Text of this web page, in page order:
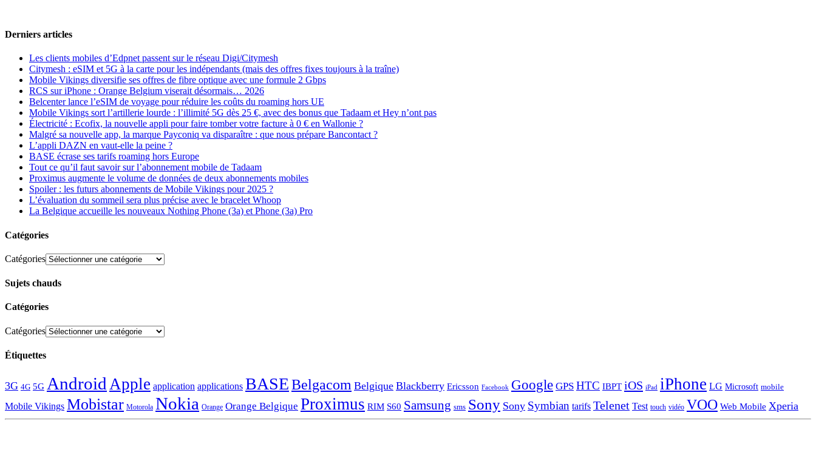
Derniers articles
Les clients mobiles d’Edpnet passent sur le réseau Digi/Citymesh
Citymesh : eSIM et 5G à la carte pour les indépendants (mais des offres fixes toujours à la traîne)
Mobile Vikings diversifie ses offres de fibre optique avec une formule 2 Gbps
RCS sur iPhone : Orange Belgium viserait désormais… 2026
Belcenter lance l’eSIM de voyage pour réduire les coûts du roaming hors UE
Mobile Vikings sort l’artillerie lourde : l’illimité 5G dès 25 €, avec des bonus que Tadaam et Hey n’ont pas
Électricité : Ecofix, la nouvelle appli pour faire tomber votre facture à 0 € en Wallonie ?
Malgré sa nouvelle app, la marque Payconiq va disparaître : que nous prépare Bancontact ?
L’appli DAZN en vaut-elle la peine ?
BASE écrase ses tarifs roaming hors Europe
Tout ce qu’il faut savoir sur l’abonnement mobile de Tadaam
Proximus augmente le volume de données de deux abonnements mobiles
Spoiler : les futurs abonnements de Mobile Vikings pour 2025 ?
L’évaluation du sommeil sera plus précise avec le bracelet Whoop
La Belgique accueille les nouveaux Nothing Phone (3a) et Phone (3a) Pro
Catégories
Catégories
Sujets chauds
Catégories
Catégories
Étiquettes
3G 4G 5G Android Apple application applications BASEBelgacom Belgique Blackberry Ericsson Facebook Google GPS HTC IBPT iOS iPad iPhone LG Microsoft mobile
Mobile Vikings Mobistar Motorola Nokia Orange Orange Belgique Proximus RIM S60 Samsung sms Sony Sony Symbian tarifs Telenet Test touch vidéo VOO Web Mobile Xperia